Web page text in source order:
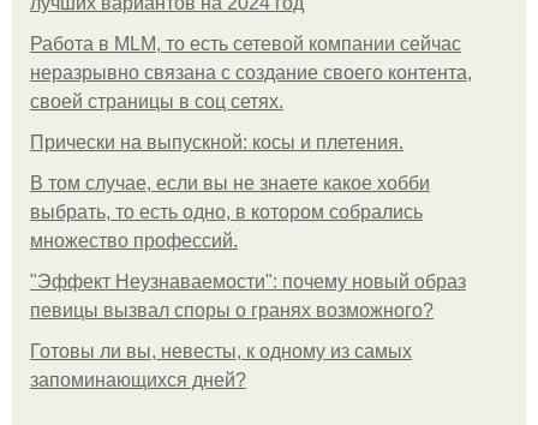
Работа в MLM, то есть сетевой компании сейчас
неразрывно связана с создание своего контента,
своей страницы в соц сетях.
Прически на выпускной: косы и плетения.
В том случае, если вы не знаете какое хобби
выбрать, то есть одно, в котором собрались
множество профессий.
"Эффект Неузнаваемости": почему новый образ
певицы вызвал споры о гранях возможного?
Готовы ли вы, невесты, к одному из самых
запоминающихся дней?